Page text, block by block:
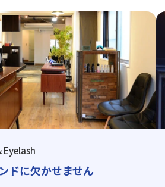
Eyelash
ドに欠かせません